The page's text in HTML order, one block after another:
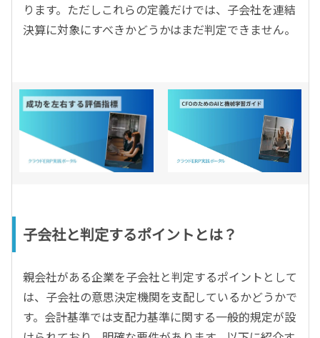
ります。ただしこれらの定義だけでは、子会社を連結
決算に対象にすべきかどうかはまだ判定できません。
子会社と判定するポイントとは？
親会社がある企業を子会社と判定するポイントとして
は、子会社の意思決定機関を支配しているかどうかで
す。会計基準では支配力基準に関する一般的規定が設